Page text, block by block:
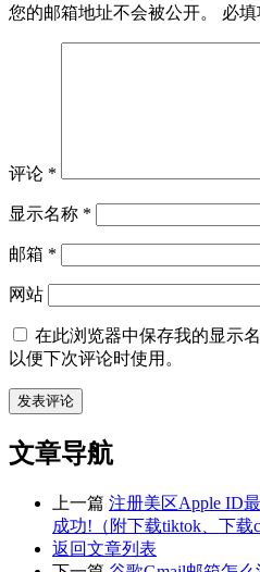
您的邮箱地址不会被公开。 必填
评论 *
显示名称 *
邮箱 *
网站
在此浏览器中保存我的显示
以便下次评论时使用。
文章导航
上一篇 注册美区Apple ID
成功!（附下载tiktok、下载
返回文章列表